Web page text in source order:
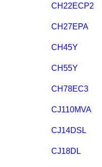
CH22ECP2
CH27EPA
CH45Y
CH55Y
CH78EC3
CJ110MVA
CJ14DSL
CJ18DL